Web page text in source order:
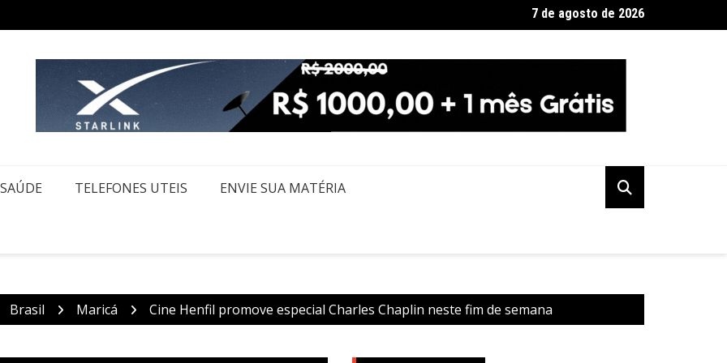
Federação PSOL-Rede oficializa apoio à candidatura de Lula à reeleição
7 de agosto de 2026
SAÚDE TELEFONES UTEIS ENVIE SUA MATÉRIA
Brasil Maricá Cine Henfil promove especial Charles Chaplin neste fim de semana